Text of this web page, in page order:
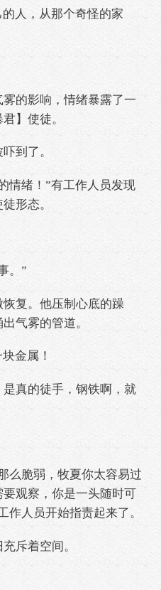
人，从那个奇怪的家
的影响，情绪暴露了一
】使徒。
到了。
绪！”有工作人员发现
形态。
。”
复。他压制心底的躁
气雾的管道。
金属！
真的徒手，钢铁啊，就
脆弱，牧夏你太容易过
观察，你是一头随时可
作人员开始指责起来了。
斥着空间。